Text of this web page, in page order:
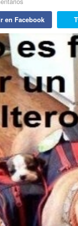
en Facebook